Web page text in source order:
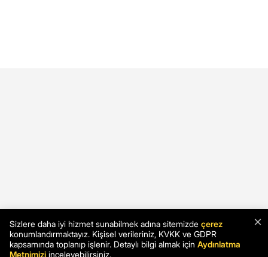
×
Sizlere daha iyi hizmet sunabilmek adına sitemizde çerez
konumlandırmaktayız. Kişisel verileriniz, KVKK ve GDPR
kapsamında toplanıp işlenir. Detaylı bilgi almak için Aydınlatma
Metnimizi inceleyebilirsiniz.